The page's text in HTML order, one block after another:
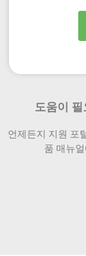
도움이
언제든지 지원 포
품 매뉴